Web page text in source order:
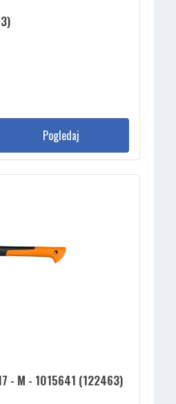
Pogledaj
- M - 1015641 (122463)